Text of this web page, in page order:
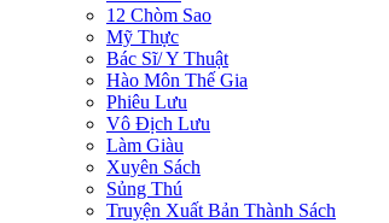
12 Chòm Sao
Mỹ Thực
Bác Sĩ/ Y Thuật
Hào Môn Thế Gia
Phiêu Lưu
Vô Địch Lưu
Làm Giàu
Xuyên Sách
Sủng Thú
Truyện Xuất Bản Thành Sách